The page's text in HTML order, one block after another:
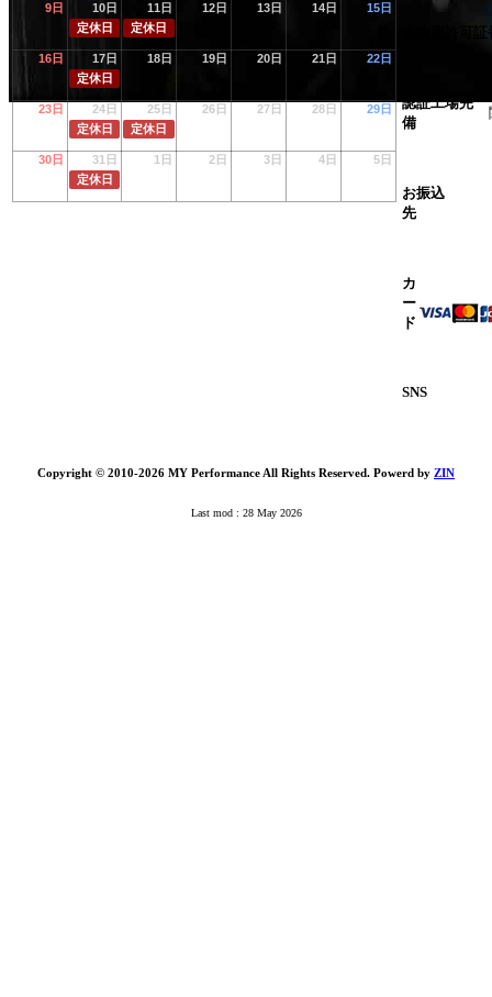
9日
10日
定休日
11日
定休日
12日 13日 14日 15日
16日
17日
定休日
18日 19日 20日 21日 22日
23日
24日
定休日
25日
定休日
26日 27日 28日 29日
30日
31日
定休日
1日 2日 3日 4日 5日
古物商許可
認証工場完
備
お振込
先
カ
ー
ド
SNS
Copyright © 2010-2026 MY Performance All Rights Reserved. Powerd by ZIN
Last mod : 28 May 2026